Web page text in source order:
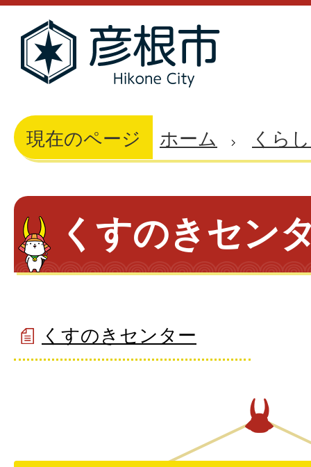
現在のページ ホーム くら
くすのきセン
くすのきセンター